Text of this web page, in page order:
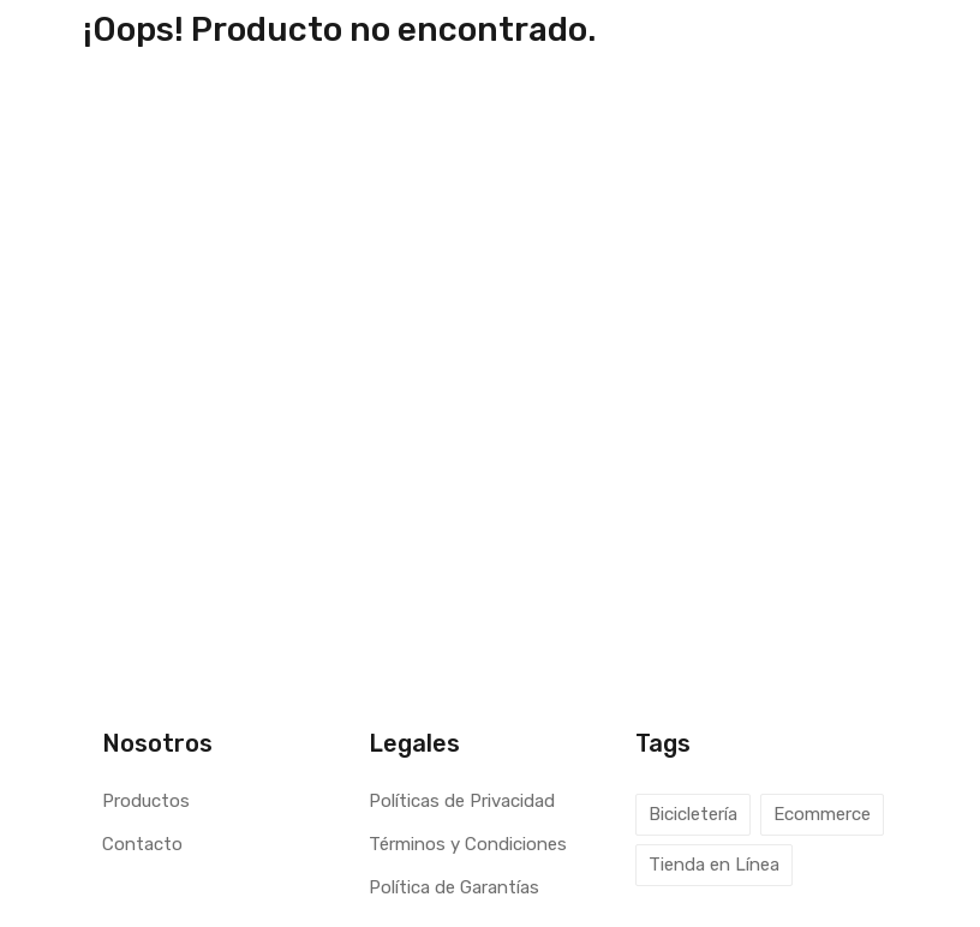
¡Oops! Producto no encontrado.
Nosotros
Productos
Contacto
Legales
Políticas de Privacidad
Términos y Condiciones
Política de Garantías
Tags
Bicicletería Ecommerce
Tienda en Línea